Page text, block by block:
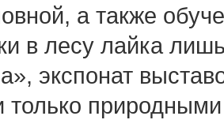
а также
в лесу лайка
экспонат
только